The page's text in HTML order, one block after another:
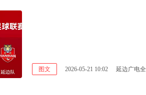
图文 2026-05-21 10:02 延边广电